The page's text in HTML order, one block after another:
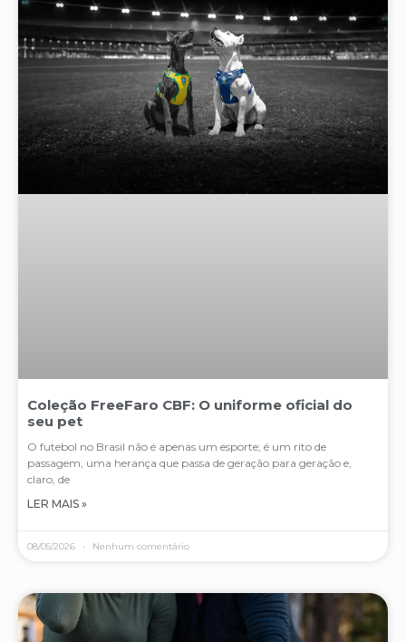
Coleção FreeFaro CBF: O uniforme oficial do
seu pet
O futebol no Brasil não é apenas um esporte; é um rito de
passagem, uma herança que passa de geração para geração e,
claro, de
LER MAIS »
08/05/2026 Nenhum comentário